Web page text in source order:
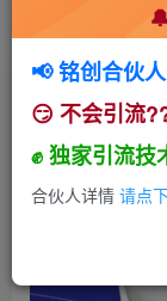
首页 🍻会员专享
“小黄书”震撼
小助手
2年前发布
📢 铭创合伙
😏 不会引流
✊ 独家引流
合伙人详情 请点